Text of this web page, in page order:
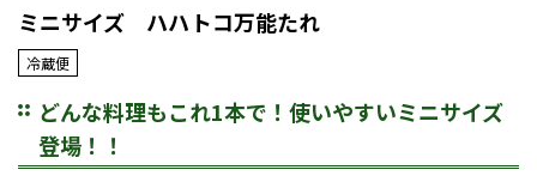
ミニサイズ ハハトコ万能たれ
冷蔵便
どんな料理もこれ1本で！使いやすいミニサイズ
登場！！